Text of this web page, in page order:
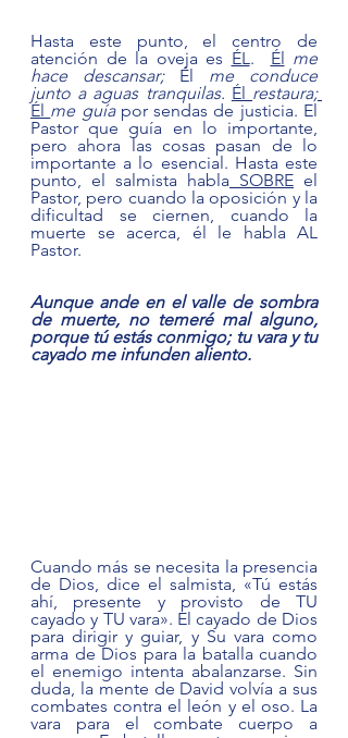
Hasta este punto, el centro de
atención de la oveja es ÉL . Él me
hace descansar; Él me conduce
junto a aguas tranquilas. Él restaura;
Él me guía por sendas de justicia. El
Pastor que guía en lo importante,
pero ahora las cosas pasan de lo
importante a lo esencial. Hasta este
punto, el salmista habla SOBRE el
Pastor, pero cuando la oposición y la
dificultad se ciernen, cuando la
muerte se acerca, él le habla AL
Pastor.
Aunque ande en el valle de sombra
de muerte, no temeré mal alguno,
porque tú estás conmigo; tu vara y tu
cayado me infunden aliento.
Cuando más se necesita la presencia
de Dios, dice el salmista, «Tú estás
ahí, presente y provisto de TU
cayado y TU vara». El cayado de Dios
para dirigir y guiar, y Su vara como
arma de Dios para la batalla cuando
el enemigo intenta abalanzarse. Sin
duda, la mente de David volvía a sus
combates contra el león y el oso. La
vara para el combate cuerpo a